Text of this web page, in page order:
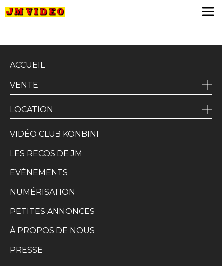
ACCUEIL
VENTE
LOCATION
VIDÉO CLUB KONBINI
LES RECOS DE JM
EVÉNEMENTS
NUMÉRISATION
PETITES ANNONCES
À PROPOS DE NOUS
PRESSE